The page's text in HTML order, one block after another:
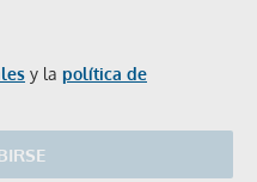
y la política de